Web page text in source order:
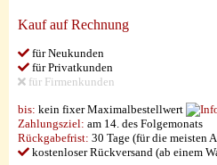
Kauf auf Rechnung
für Neukunden
für Privatkunden
für Firmenkunden
bis: kein fixer Maximalbestellwert
Zahlungsziel: am 14. des Folgemonats
Rückgabefrist: 30 Tage (für die meisten
kostenloser Rückversand (ab einem